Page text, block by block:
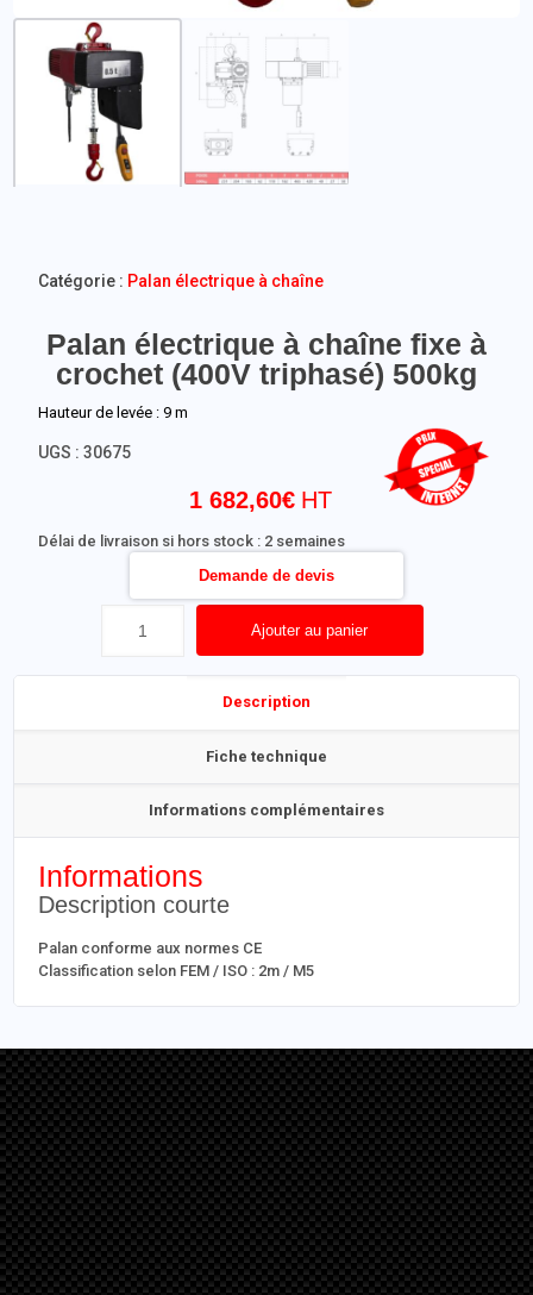
Palan électrique à chaîne fixe à
crochet (400V triphasé) 500kg
1 682,60€
Délai de livraison si hors stock : 2 semaines
Hauteur de levée : 9 m
Ajouter au panier
Demande de devis
UGS :30675
Catégorie : Palan électrique à chaîne
Description
Fiche technique
Informations complémentaires
Informations
Description courte
Palan conforme aux normes CE
Classification selon FEM / ISO : 2m / M5